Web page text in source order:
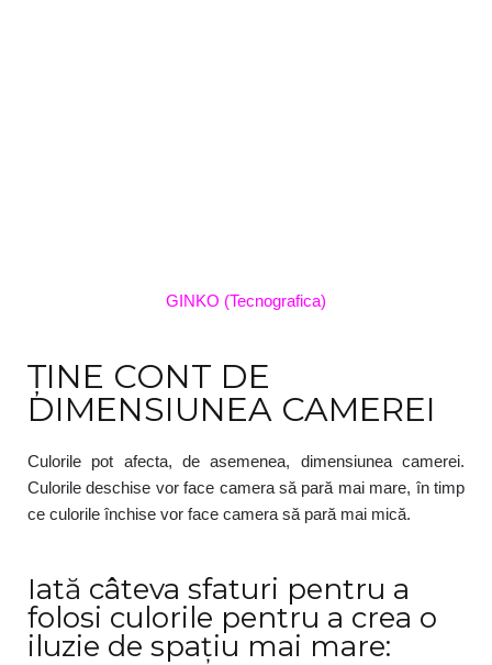
GINKO (Tecnografica)
ȚINE CONT DE
DIMENSIUNEA CAMEREI
Culorile pot afecta, de asemenea, dimensiunea camerei.
Culorile deschise vor face camera să pară mai mare, în timp
ce culorile închise vor face camera să pară mai mică.
Iată câteva sfaturi pentru a
folosi culorile pentru a crea o
iluzie de spațiu mai mare: